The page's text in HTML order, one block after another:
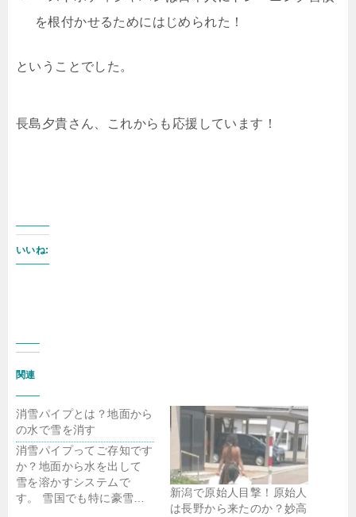
を根付かせるためにはじめられた！
ということでした。
長島夕貴さん、これからも応援しています！
いいね:
関連
消雪パイプとは？地面から
の水で雪を消す
消雪パイプってご存知です
か？地面から水を出して
雪を溶かすシステムで
す。 雪国でも特に豪雪…
新潟で原始人目撃！原始人
は長野から来たのか？妙高